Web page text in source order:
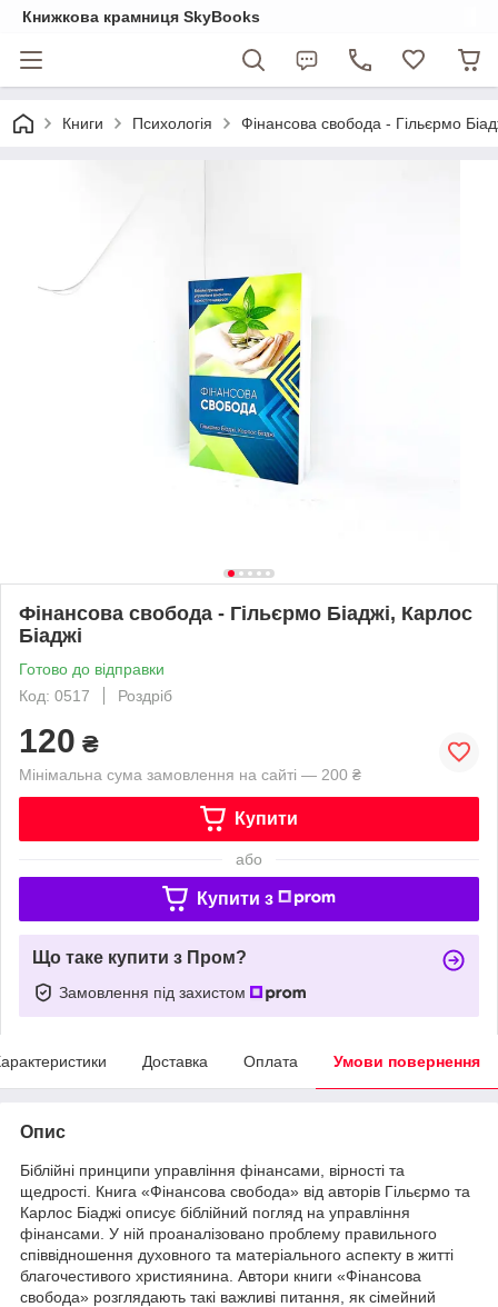
Книжкова крамниця SkyBooks
Книги Психологія Фінансова свобода - Гільєрмо
Фінансова свобода - Гільєрмо Біаджі, Карлос
Біаджі
Готово до відправки
Код: 0517
Роздріб
120 ₴
Мінімальна сума замовлення на сайті — 200 ₴
Купити
або
Купити з
Що таке купити з Пром?
Замовлення під захистом
Доставка Оплата Умови повернення
Опис
Біблійні принципи управління фінансами, вірності та
щедрості. Книга «Фінансова свобода» від авторів Гільєрмо та
Карлос Біаджі описує біблійний погляд на управління
фінансами. У ній проаналізовано проблему правильного
співвідношення духовного та матеріального аспекту в житті
благочестивого християнина. Автори книги «Фінансова
свобода» розглядають такі важливі питання, як сімейний